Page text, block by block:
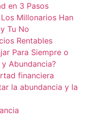
en 3 Pasos
Millonarios Han
Tu No
Rentables
Para Siempre o
Abundancia?
financiera
la abundancia y la